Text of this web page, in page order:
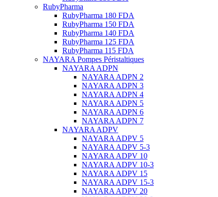
RubyPharma
RubyPharma 180 FDA
RubyPharma 150 FDA
RubyPharma 140 FDA
RubyPharma 125 FDA
RubyPharma 115 FDA
NAYARA Pompes Péristaltiques
NAYARA ADPN
NAYARA ADPN 2
NAYARA ADPN 3
NAYARA ADPN 4
NAYARA ADPN 5
NAYARA ADPN 6
NAYARA ADPN 7
NAYARA ADPV
NAYARA ADPV 5
NAYARA ADPV 5-3
NAYARA ADPV 10
NAYARA ADPV 10-3
NAYARA ADPV 15
NAYARA ADPV 15-3
NAYARA ADPV 20